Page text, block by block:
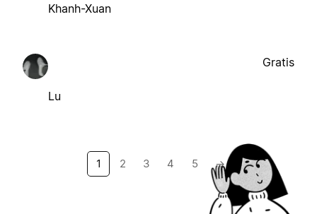
Khanh-Xuan
Lu
Gratis
1 2 3 4 5 →